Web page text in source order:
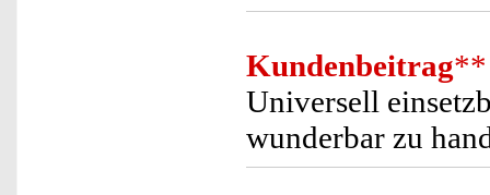
Kundenbeitrag**
Universell
wunderbar zu